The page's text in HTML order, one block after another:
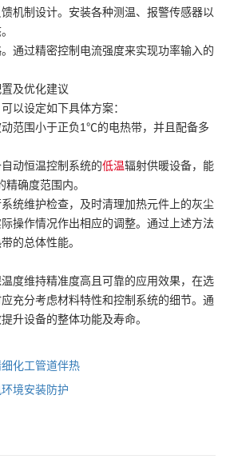
机制设计。安装各种测温、报警传感器以
通过精密控制电流强度来实现功率输入的
及优化建议
以设定如下具体方案：
范围小于正负1℃的电热带，并且配备多
动恒温控制系统的低温辐射供暖设备，能
确度范围内。
统维护检查，及时清理加热元件上的灰尘
操作情况作出相应的调整。通过上述方法
的总体性能。
度维持精准度高且可靠的应用效果，在选
充分考虑材料特性和控制系统的细节。通
升设备的整体功能及寿命。
化工管道伴热
境安装防护